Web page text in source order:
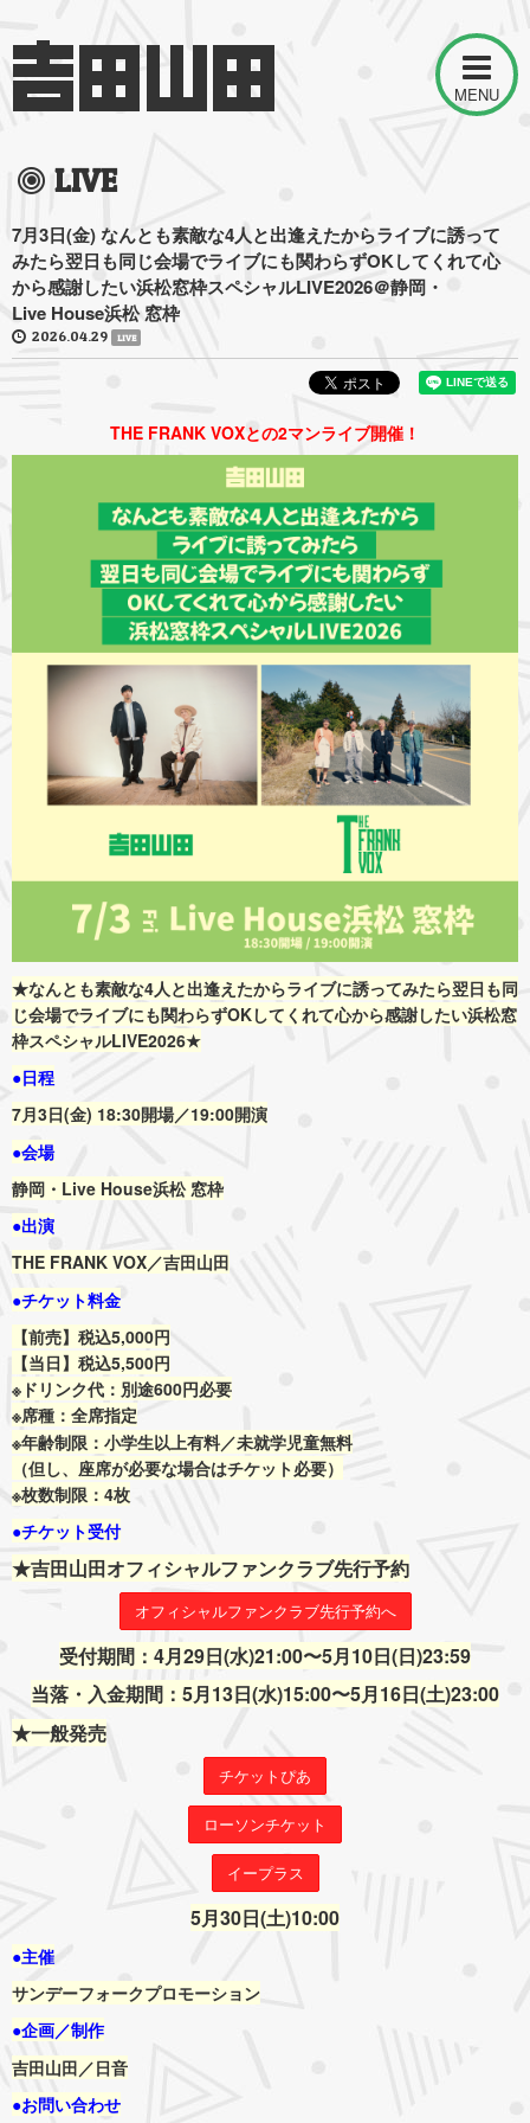
MENU
LIVE
7月3日(金) なんとも素敵な4人と出逢えたからライブに誘って
みたら翌日も同じ会場でライブにも関わらずOKしてくれて心
から感謝したい浜松窓枠スペシャルLIVE2026＠静岡・
Live House浜松 窓枠
2026.04.29 LIVE
THE FRANK VOXとの2マンライブ開催！
★なんとも素敵な4人と出逢えたからライブに誘ってみたら翌日も同
じ会場でライブにも関わらずOKしてくれて心から感謝したい浜松窓
枠スペシャルLIVE2026★
●日程
7月3日(金) 18:30開場／19:00開演
●会場
静岡・Live House浜松 窓枠
●出演
THE FRANK VOX／吉田山田
●チケット料金
【前売】税込5,000円
【当日】税込5,500円
※ドリンク代：別途600円必要
※席種：全席指定
※年齢制限：小学生以上有料／未就学児童無料
（但し、座席が必要な場合はチケット必要）
※枚数制限：4枚
●チケット受付
★吉田山田オフィシャルファンクラブ先行予約
オフィシャルファンクラブ先行予約へ
受付期間：4月29日(水)21:00〜5月10日(日)23:59
当落・入金期間：5月13日(水)15:00〜5月16日(土)23:00
★一般発売
チケットぴあ
ローソンチケット
イープラス
5月30日(土)10:00
●主催
サンデーフォークプロモーション
●企画／制作
吉田山田／日音
●お問い合わせ